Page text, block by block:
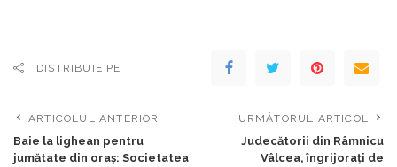
DISTRIBUIE PE
ARTICOLUL ANTERIOR
Baie la lighean pentru
jumătate din oraş: Societatea
URMĂTORUL ARTICOL
Judecătorii din Râmnicu
Vâlcea, îngrijorați de